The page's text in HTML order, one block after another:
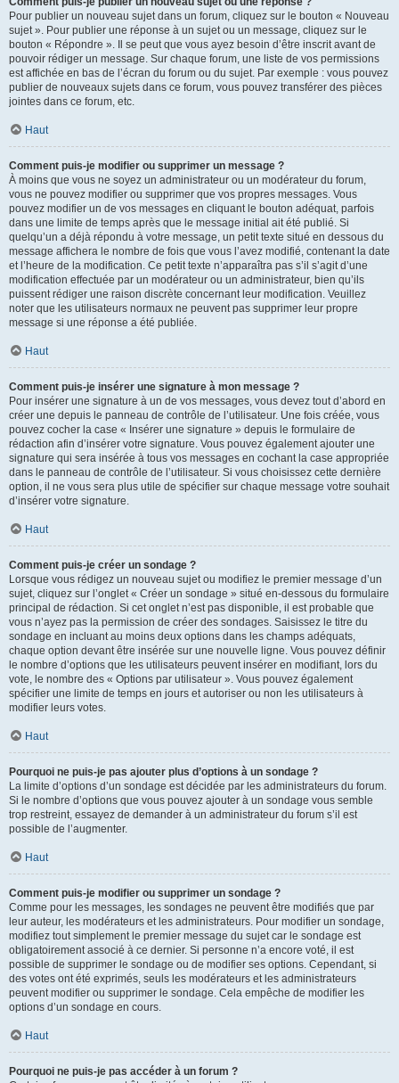
Pour publier un nouveau sujet dans un forum, cliquez sur le bouton « Nouveau
sujet ». Pour publier une réponse à un sujet ou un message, cliquez sur le
bouton « Répondre ». Il se peut que vous ayez besoin d’être inscrit avant de
pouvoir rédiger un message. Sur chaque forum, une liste de vos permissions
est affichée en bas de l’écran du forum ou du sujet. Par exemple : vous pouvez
publier de nouveaux sujets dans ce forum, vous pouvez transférer des pièces
jointes dans ce forum, etc.
Haut
Comment puis-je modifier ou supprimer un message ?
À moins que vous ne soyez un administrateur ou un modérateur du forum,
vous ne pouvez modifier ou supprimer que vos propres messages. Vous
pouvez modifier un de vos messages en cliquant le bouton adéquat, parfois
dans une limite de temps après que le message initial ait été publié. Si
quelqu’un a déjà répondu à votre message, un petit texte situé en dessous du
message affichera le nombre de fois que vous l’avez modifié, contenant la date
et l’heure de la modification. Ce petit texte n’apparaîtra pas s’il s’agit d’une
modification effectuée par un modérateur ou un administrateur, bien qu’ils
puissent rédiger une raison discrète concernant leur modification. Veuillez
noter que les utilisateurs normaux ne peuvent pas supprimer leur propre
message si une réponse a été publiée.
Haut
Comment puis-je insérer une signature à mon message ?
Pour insérer une signature à un de vos messages, vous devez tout d’abord en
créer une depuis le panneau de contrôle de l’utilisateur. Une fois créée, vous
pouvez cocher la case « Insérer une signature » depuis le formulaire de
rédaction afin d’insérer votre signature. Vous pouvez également ajouter une
signature qui sera insérée à tous vos messages en cochant la case appropriée
dans le panneau de contrôle de l’utilisateur. Si vous choisissez cette dernière
option, il ne vous sera plus utile de spécifier sur chaque message votre souhait
d’insérer votre signature.
Haut
Comment puis-je créer un sondage ?
Lorsque vous rédigez un nouveau sujet ou modifiez le premier message d’un
sujet, cliquez sur l’onglet « Créer un sondage » situé en-dessous du formulaire
principal de rédaction. Si cet onglet n’est pas disponible, il est probable que
vous n’ayez pas la permission de créer des sondages. Saisissez le titre du
sondage en incluant au moins deux options dans les champs adéquats,
chaque option devant être insérée sur une nouvelle ligne. Vous pouvez définir
le nombre d’options que les utilisateurs peuvent insérer en modifiant, lors du
vote, le nombre des « Options par utilisateur ». Vous pouvez également
spécifier une limite de temps en jours et autoriser ou non les utilisateurs à
modifier leurs votes.
Haut
Pourquoi ne puis-je pas ajouter plus d’options à un sondage ?
La limite d’options d’un sondage est décidée par les administrateurs du forum.
Si le nombre d’options que vous pouvez ajouter à un sondage vous semble
trop restreint, essayez de demander à un administrateur du forum s’il est
possible de l’augmenter.
Haut
Comment puis-je modifier ou supprimer un sondage ?
Comme pour les messages, les sondages ne peuvent être modifiés que par
leur auteur, les modérateurs et les administrateurs. Pour modifier un sondage,
modifiez tout simplement le premier message du sujet car le sondage est
obligatoirement associé à ce dernier. Si personne n’a encore voté, il est
possible de supprimer le sondage ou de modifier ses options. Cependant, si
des votes ont été exprimés, seuls les modérateurs et les administrateurs
peuvent modifier ou supprimer le sondage. Cela empêche de modifier les
options d’un sondage en cours.
Haut
Pourquoi ne puis-je pas accéder à un forum ?